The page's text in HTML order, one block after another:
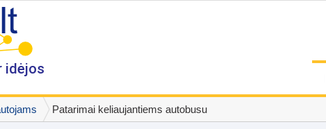
idėjos
Patarimai keliaujantiems autobusu